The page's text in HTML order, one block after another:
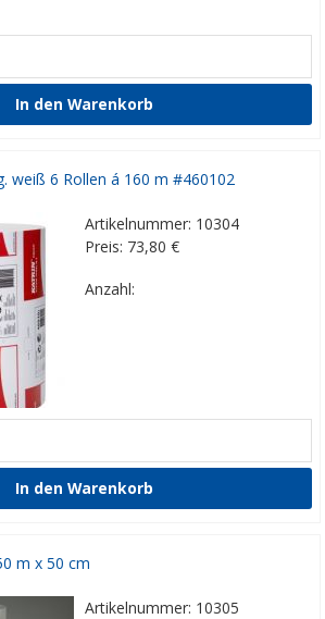
weiß 6 Rollen á 160 m #460102
Artikelnummer: 10304
Preis: 73,80 €
Anzahl:
m x 50 cm
Artikelnummer: 10305